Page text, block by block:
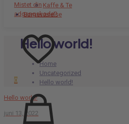
Mistet din
adgangskode?
0
Kaffe & Te
Børneværelse
Hello world!
Home
Uncategorized
Hello world!
Hello world!
juni 13, 2022